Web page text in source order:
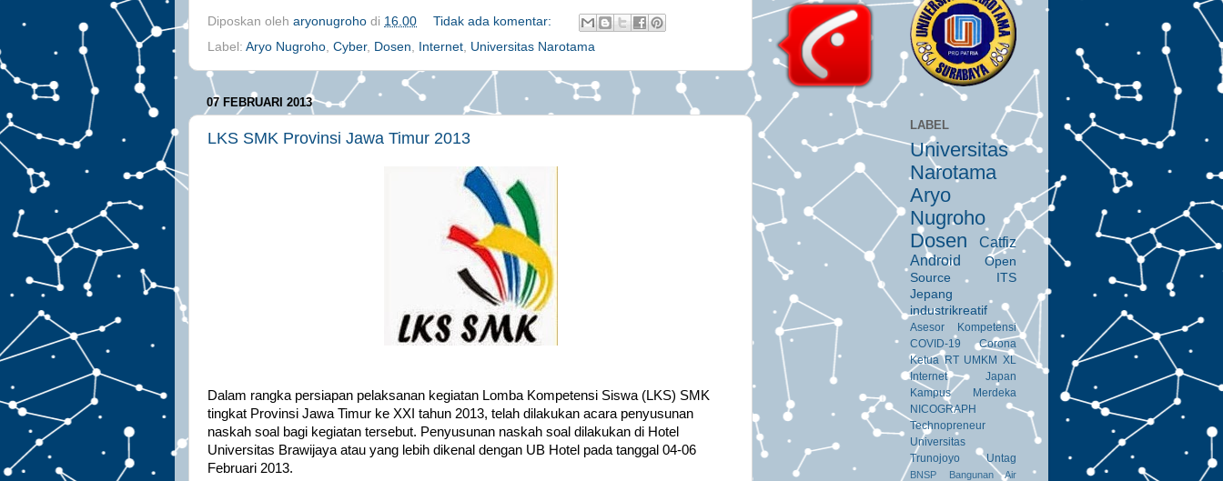
Diposkan oleh aryonugroho di 16.00
Tidak ada komentar:
Label: Aryo Nugroho Cyber, Dosen Internet Universitas Narotama
07 FEBRUARI 2013
LKS SMK Provinsi Jawa Timur 2013
Dalam rangka persiapan pelaksanan kegiatan Lomba Kompetensi Siswa (LKS) SMK
tingkat Provinsi Jawa Timur ke XXI tahun 2013, telah dilakukan acara penyusunan
naskah soal bagi kegiatan tersebut. Penyusunan naskah soal dilakukan di Hotel
Universitas Brawijaya atau yang lebih dikenal dengan UB Hotel pada tanggal 04-06
Februari 2013.
LABEL
Universitas
Narotama
Aryo
Nugroho
Dosen
Catfiz
Android
Open
Source
ITS
Jepang
industrikreatif
Asesor Kompetensi
COVID-19
Corona
Ketua RT UMKM XL
Internet
Japan
Kampus Merdeka
NICOGRAPH
Technopreneur
Universitas
Trunojoyo
Untag
BNSP
Bangunan Air